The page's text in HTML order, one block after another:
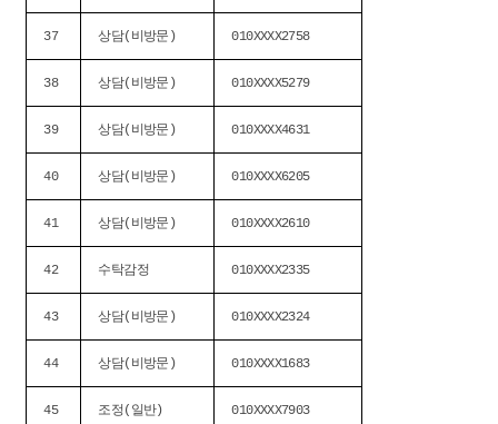
37 상담(비방문) 010XXXX2758
38 상담(비방문) 010XXXX5279
39 상담(비방문) 010XXXX4631
40 상담(비방문) 010XXXX6205
41 상담(비방문) 010XXXX2610
42 수탁감정 010XXXX2335
43 상담(비방문) 010XXXX2324
44 상담(비방문) 010XXXX1683
45 조정(일반) 010XXXX7903